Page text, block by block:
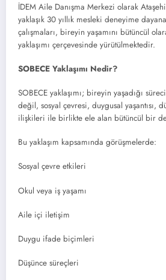
İDEM Aile Danışma Merkezi olarak
yaklaşık 30 yıllık mesleki deneyime
çalışmaları, bireyin yaşamını bütüncül
yaklaşımı çerçevesinde yürütülmektedir.
SOBECE Yaklaşımı Nedir?
SOBECE yaklaşımı; bireyin yaşadığı
değil, sosyal çevresi, duygusal yaşantısı,
ilişkileri ile birlikte ele alan bütüncül bir
Bu yaklaşım kapsamında görüşmelerde:
Sosyal çevre etkileri
Okul veya iş yaşamı
Aile içi iletişim
Duygu ifade biçimleri
Düşünce süreçleri